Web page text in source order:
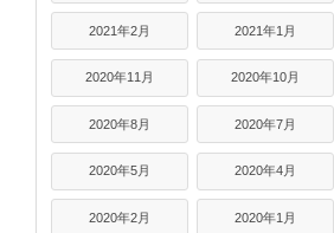
2021年2月 2021年1月
2020年11月 2020年10月
2020年8月 2020年7月
2020年5月 2020年4月
2020年2月 2020年1月